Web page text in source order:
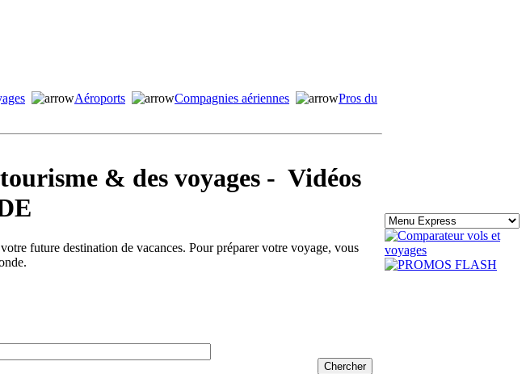
Aéroports Compagnies aériennes
Pros du
& des voyages - Vidéos
future destination de vacances. Pour préparer votre voyage, vous